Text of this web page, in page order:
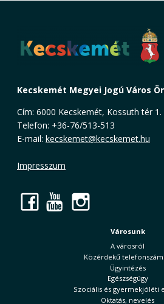
Kecskemét Megyei Jogú Város
Cím: 6000 Kecskemét, Kossuth tér 1.
Telefon: +36-76/513-513
E-mail: kecskemet@kecskemet.hu
Impresszum
Facebook
YouTube
Városunk
A városról
Közérdekű
Ügyintézés
Egészségügy
Szociális és gyermekjóléti
Oktatás, nevelés